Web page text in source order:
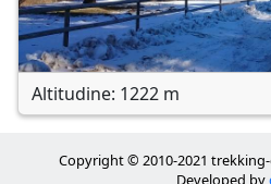
Altitudine: 1222 m
Copyright © 2010-2021
Developed by